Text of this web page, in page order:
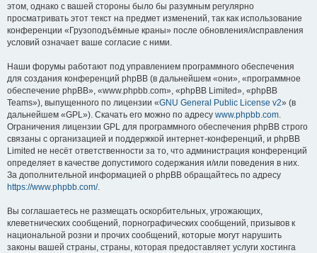
этом, однако с вашей стороны было бы разумным регулярно
просматривать этот текст на предмет изменений, так как использование
конференции «Грузоподъёмные краны» после обновления/исправления
условий означает ваше согласие с ними.
Наши форумы работают под управлением программного обеспечения
для создания конференций phpBB (в дальнейшем «они», «программное
обеспечение phpBB», «www.phpbb.com», «phpBB Limited», «phpBB
Teams»), выпущенного по лицензии «GNU General Public License v2» (в
дальнейшем «GPL»). Скачать его можно по адресу www.phpbb.com.
Ограничения лицензии GPL для программного обеспечения phpBB строго
связаны с организацией и поддержкой интернет-конференций, и phpBB
Limited не несёт ответственности за то, что администрация конференций
определяет в качестве допустимого содержания и/или поведения в них.
За дополнительной информацией о phpBB обращайтесь по адресу
https://www.phpbb.com/.
Вы соглашаетесь не размещать оскорбительных, угрожающих,
клеветнических сообщений, порнографических сообщений, призывов к
национальной розни и прочих сообщений, которые могут нарушить
законы вашей страны, страны, которая предоставляет услуги хостинга